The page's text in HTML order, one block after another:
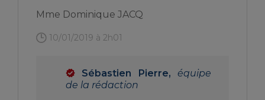
Mme Dominique JACQ
10/01/2019 à 2h01
Sébastien Pierre, équipe
de la rédaction